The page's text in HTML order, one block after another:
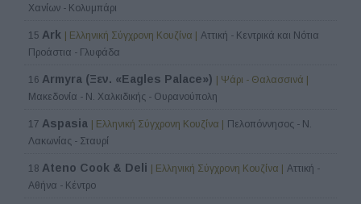
Χανίων - Κολυμπάρι
15 Ark | Ελληνική Σύγχρονη Κουζίνα | Αττική - Κεντρικά και Νότια
Προάστια - Γλυφάδα
16 Armyra (Ξεν. «Eagles Palace») | Ψάρι - Θαλασσινά |
Μακεδονία - Ν. Χαλκιδικής - Ουρανούπολη
17 Aspasia | Ελληνική Σύγχρονη Κουζίνα | Πελοπόννησος - Ν.
Λακωνίας - Σταυρί
18 Ateno Cook & Deli | Ελληνική Σύγχρονη Κουζίνα | Αττική -
Αθήνα - Κέντρο